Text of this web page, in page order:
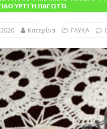
Ή ΠΑΓΩΤΌ.
Κατερίνα ΓΛΥΚΑ